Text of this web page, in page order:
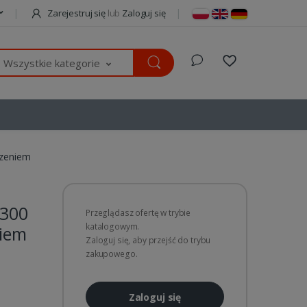
Zarejestruj się lub Zaloguj się
Wszystkie kategorie
Przeglądasz ofertę w trybie
katalogowym.
Zaloguj się, aby przejść do trybu
zakupowego.
Zaloguj się